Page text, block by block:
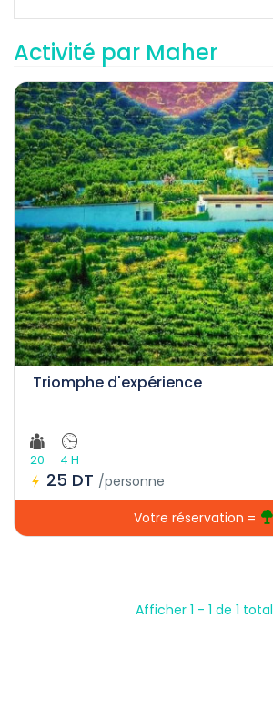
Activité par Maher
Triomphe d'expérience
20 4 H
25 DT /personne
Votre réservation =
Afficher 1 - 1 de 1 total